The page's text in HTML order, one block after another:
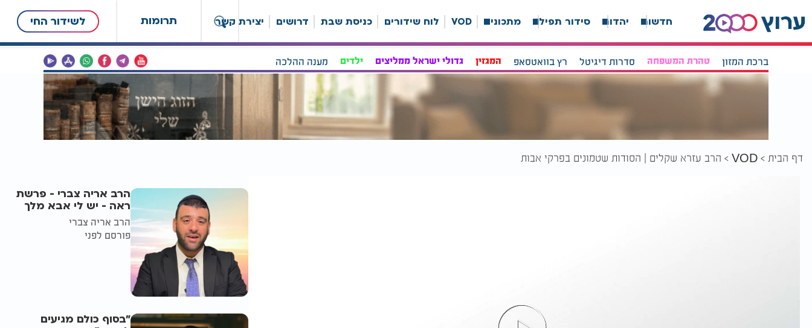
תרומות לשידור החי חדשות יהדות סידור תפילה מתכונים VOD לוח שידורים כניסת שבת דרושים יצירת קשר
ברכת המזון טהרת המשפחה סדרות דיגיטל רץ בוואטסאפ המגזין גדולי ישראל ממליצים ילדים מענה ההלכה
דף הבית VOD הרב עזרא שקלים | הסודות שטמונים בפרקי אבות
הרב אריה צברי - פרשת
ראה - יש לי אבא מלך
הרב אריה צברי
פורסם לפני
"בסוף כולם מגיעים